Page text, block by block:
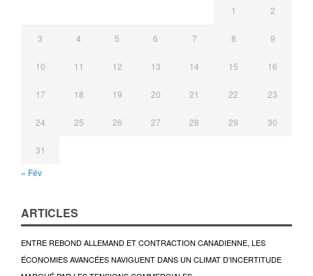
1 2
3 4 5 6 7 8 9
10 11 12 13 14 15 16
17 18 19 20 21 22 23
24 25 26 27 28 29 30
31
« Fév
ARTICLES
ENTRE REBOND ALLEMAND ET CONTRACTION CANADIENNE, LES
ÉCONOMIES AVANCÉES NAVIGUENT DANS UN CLIMAT D’INCERTITUDE